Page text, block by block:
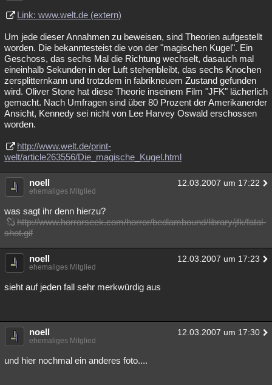
Link: www.welt.de (extern)
Um jede dieser Annahmen zu beweisen, sind Theorien aufgestellt
worden. Die bekanntesteist die von der "magischen Kugel". Ein
Geschoss, das sechs Mal die Richtung wechselt, dasauch mal
eineinhalb Sekunden in der Luft stehenbleibt, das sechs Knochen
zersplitternkann und trotzdem in fabrikneuem Zustand gefunden
wird. Oliver Stone hat diese Theorie inseinem Film "JFK" lächerlich
gemacht. Nach Umfragen sind über 80 Prozent der Amerikanerder
Ansicht, Kennedy sei nicht von Lee Harvey Oswald erschossen
worden.
http://www.welt.de/print-
welt/article263556/Die_magische_Kugel.html
noell 12.03.2007 um 17:22
ehemaliges Mitglied
was sagt ihr denn hierzu?
http://www.horrorseek.com/horror/bedlambound/library/jfk/fatal-
shot.gif
noell 12.03.2007 um 17:23
ehemaliges Mitglied
sieht auf jeden fall sehr merkwürdig aus
noell 12.03.2007 um 17:30
ehemaliges Mitglied
und hier nochmal ein anderes foto....